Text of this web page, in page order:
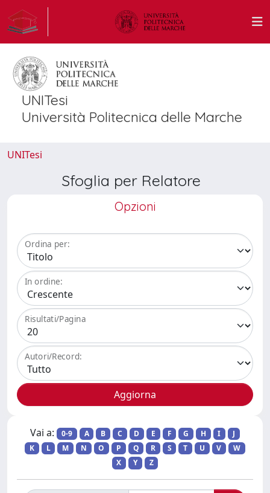
UNITesi
Università Politecnica delle Marche
UNITesi
Sfoglia per Relatore
Opzioni
Ordina per:
In ordine:
Risultati/Pagina
Autori/Record:
Vai a: 0-9 A B C D E F G H I
J
K
L M N O P Q R S T U V
W
X
Y Z